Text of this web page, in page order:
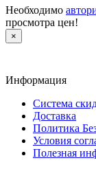
Необходимо
просмотра цен!
×
Информация
Система
Доставка
Политика
Условия
Полезная